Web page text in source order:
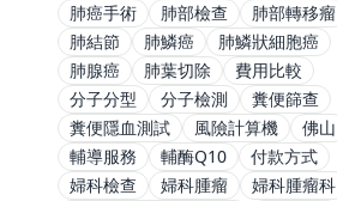
肺癌手術
肺部檢查
肺部轉移瘤
肺結節
肺鱗癌
肺鱗狀細胞癌
肺腺癌
肺葉切除
費用比較
分子分型
分子檢測
糞便篩查
糞便隱血測試
風險計算機
佛山
輔導服務
輔酶Q10
付款方式
婦科檢查
婦科腫瘤
婦科腫瘤科